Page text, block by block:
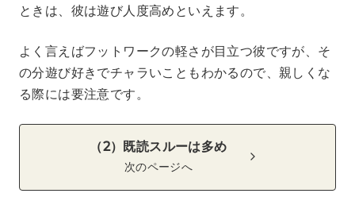
ときは、彼は遊び人度高めといえます。
よく言えばフットワークの軽さが目立つ彼ですが、そ
の分遊び好きでチャラいこともわかるので、親しくな
る際には要注意です。
（2）既読スルーは多め
次のページへ